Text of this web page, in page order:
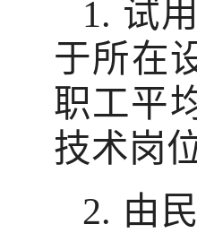
1. 试
于所在
职工平
技术岗
2. 由